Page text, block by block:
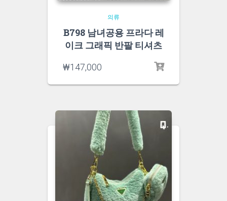
의류
B798 남녀공용 프라다 레
이크 그래픽 반팔 티셔츠
₩147,000